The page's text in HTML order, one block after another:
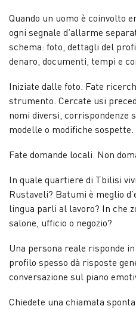
Quando un uomo è coinvolto
ogni segnale d’allarme
schema: foto, dettagli del
denaro, documenti, tempi e
Iniziate dalle foto. Fate
strumento. Cercate usi
nomi diversi, corrispondenze
modelle o modifiche sospette.
Fate domande locali. Non
In quale quartiere di Tbilisi
Rustaveli? Batumi è meglio
lingua parli al lavoro? In che
salone, ufficio o negozio?
Una persona reale risponde
profilo spesso dà risposte
conversazione sul piano
Chiedete una chiamata